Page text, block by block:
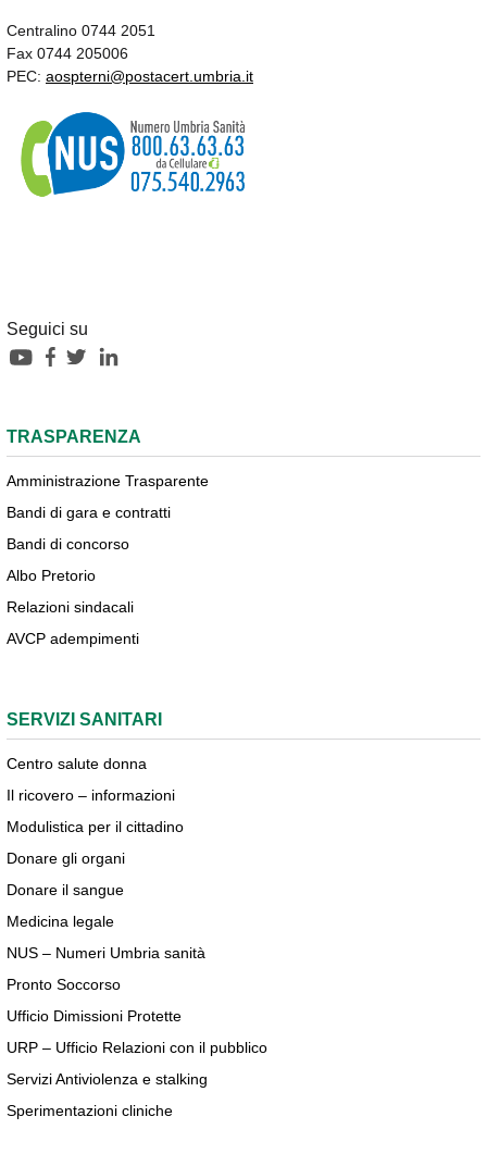
Centralino 0744 2051
Fax 0744 205006
PEC: aospterni@postacert.umbria.it
Seguici su
TRASPARENZA
Amministrazione Trasparente
Bandi di gara e contratti
Bandi di concorso
Albo Pretorio
Relazioni sindacali
AVCP adempimenti
SERVIZI SANITARI
Centro salute donna
Il ricovero – informazioni
Modulistica per il cittadino
Donare gli organi
Donare il sangue
Medicina legale
NUS – Numeri Umbria sanità
Pronto Soccorso
Ufficio Dimissioni Protette
URP – Ufficio Relazioni con il pubblico
Servizi Antiviolenza e stalking
Sperimentazioni cliniche